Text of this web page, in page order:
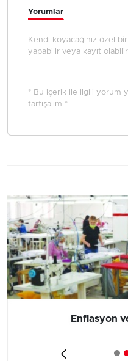
Yorumlar
Kendi koyacağınız özel
yapabilir veya kayıt
* Bu içerik ile ilgili yorum
tartışalım *
Enflasyon